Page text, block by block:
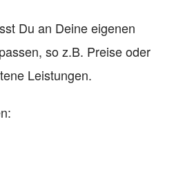
Du an Deine eigenen
so z.B. Preise oder
Leistungen.